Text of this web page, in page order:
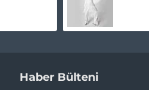
Haber Bülteni